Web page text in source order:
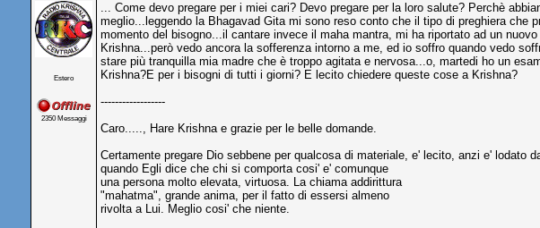
Estero
2350 Messaggi
... Come devo pregare per i miei cari? Devo pregare per la loro salute? Perchè
meglio...leggendo la Bhagavad Gita mi sono reso conto che il tipo di preghiera
momento del bisogno...il cantare invece il maha mantra, mi ha riportato ad un
Krishna...però vedo ancora la sofferenza intorno a me, ed io soffro quando vedo
stare più tranquilla mia madre che è troppo agitata e nervosa...o, martedi ho un
Krishna?E per i bisogni di tutti i giorni? E lecito chiedere queste cose a Krishna?
------------------
Caro....., Hare Krishna e grazie per le belle domande.
Certamente pregare Dio sebbene per qualcosa di materiale, e' lecito, anzi e' lodato
quando Egli dice che chi si comporta cosi' e' comunque
una persona molto elevata, virtuosa. La chiama addirittura
"mahatma", grande anima, per il fatto di essersi almeno
rivolta a Lui. Meglio cosi' che niente.